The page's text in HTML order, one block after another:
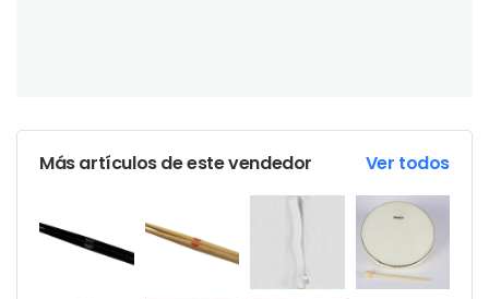
Más artículos de este vendedor Ver todos